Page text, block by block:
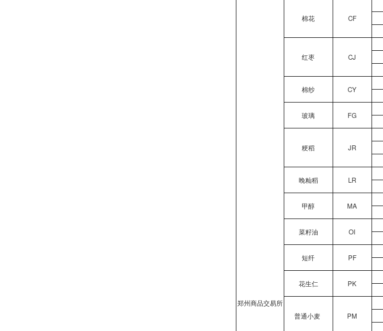
郑州商品交易所
棉花 CF
红枣 CJ
棉纱 CY
玻璃 FG
粳稻 JR
晚籼稻 LR
甲醇 MA
菜籽油 OI
短纤 PF
花生仁 PK
普通小麦 PM